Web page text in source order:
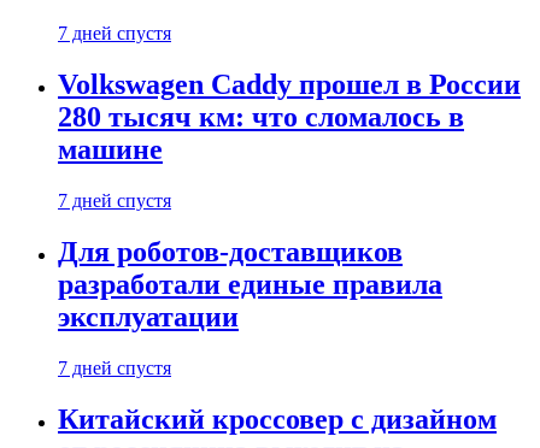
7 дней спустя
Volkswagen Caddy прошел в России
280 тысяч км: что сломалось в
машине
7 дней спустя
Для роботов-доставщиков
разработали единые правила
эксплуатации
7 дней спустя
Китайский кроссовер с дизайном